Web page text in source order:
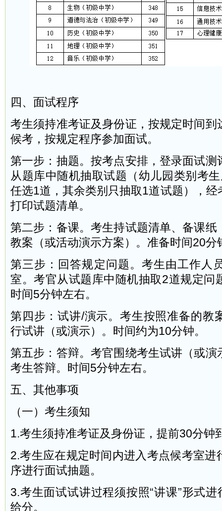
四、面试程序
考生须持准考证及身份证，按规定时间到
候考，按规定程序参加面试。
第一步：抽题。按考点安排，登录面试测
从题库中随机抽取试题（幼儿园类别考
任选1道，其余类别只抽取1道试题），经
打印试题清单。
第二步：备课。考生持试题清单、备课纸
教案（或活动演示方案）。准备时间20分
第三步：回答规定问题。考生由工作人
室。考官从试题库中随机抽取2道规定问
时间5分钟左右。
第四步：试讲/演示。考生按照准备的教
行试讲（或演示）。时间约为10分钟。
第五步：答辩。考官围绕考生试讲（或演
考生答辩。时间5分钟左右。
五、其他事项
（一）考生须知
1.考生须持准考证及身份证，提前30分钟
2.考生应在规定时间内进入考点候考室进
序进行面试抽题。
3.考生面试试讲过程须按照“讲课”形式进
给分。